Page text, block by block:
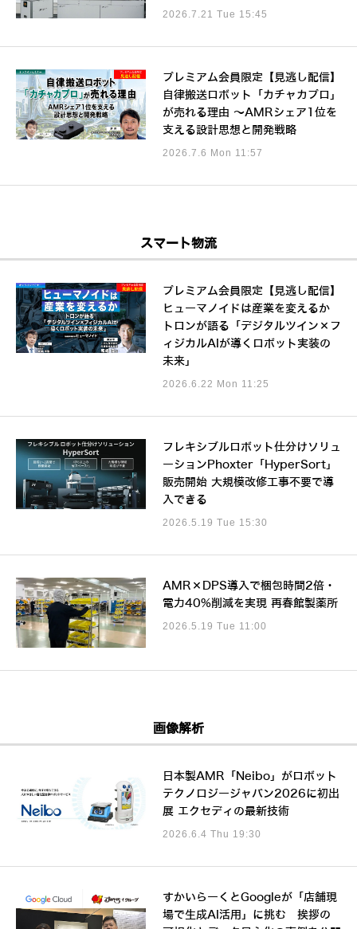
2026.7.21 Tue 15:45
プレミアム会員限定【見逃し配信】
自律搬送ロボット「カチャカプロ」
が売れる理由 ～AMRシェア1位を
支える設計思想と開発戦略
2026.7.6 Mon 11:57
スマート物流
プレミアム会員限定【見逃し配信】
ヒューマノイドは産業を変えるか
トロンが語る「デジタルツイン×フ
ィジカルAIが導くロボット実装の
未来」
2026.6.22 Mon 11:25
フレキシブルロボット仕分けソリュ
ーションPhoxter「HyperSort」
販売開始 大規模改修工事不要で導
入できる
2026.5.19 Tue 15:30
AMR×DPS導入で梱包時間2倍・
電力40%削減を実現 再春館製薬所
2026.5.19 Tue 11:00
画像解析
日本製AMR「Neibo」がロボット
テクノロジージャパン2026に初出
展 エクセディの最新技術
2026.6.4 Thu 19:30
すかいらーくとGoogleが「店舗現
場で生成AI活用」に挑む 挨拶の